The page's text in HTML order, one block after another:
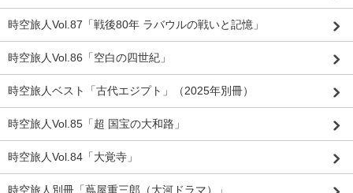
時空旅人Vol.87「戦後80年 ラバウルの戦いと記憶」
時空旅人Vol.86「空白の四世紀」
時空旅人ベスト「古代エジプト」（2025年別冊）
時空旅人Vol.85「超 国宝の大和路」
時空旅人Vol.84「大覚寺」
時空旅人別冊「蔦屋重三郎（大河ドラマ）」